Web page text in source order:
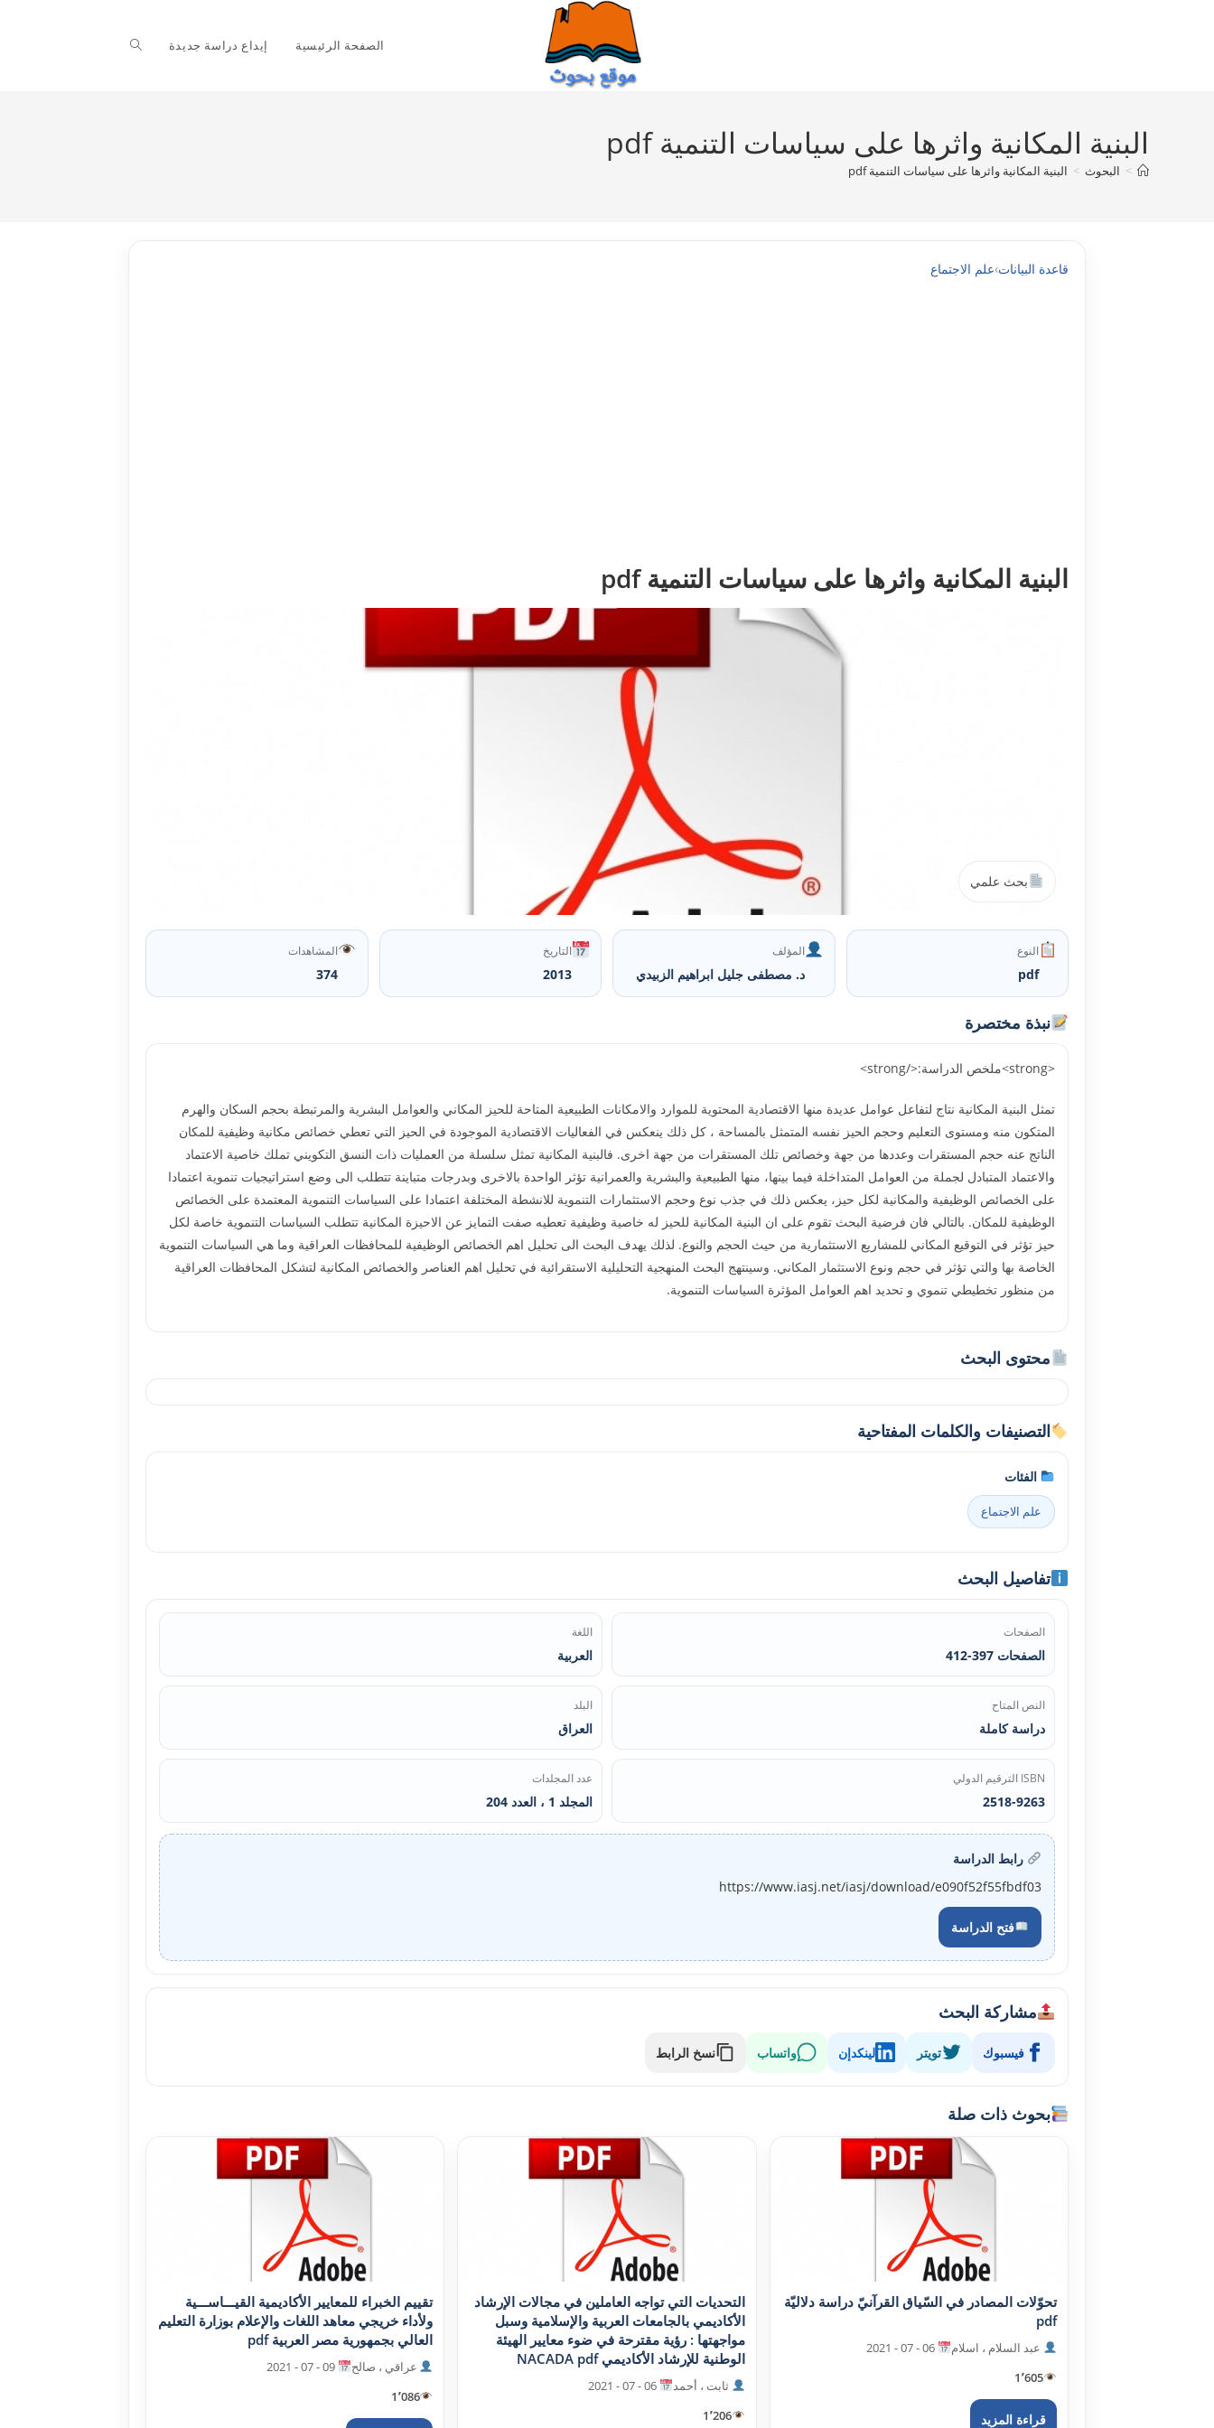
الصفحة الرئيسية إيداع دراسة جديدة Toggle
البنية المكانية واثرها على سياسات التنمية pdf
> البحوث > البنية المكانية واثرها على سياسات التنمية pdf
قاعدة البيانات›علم الاجتماع
البنية المكانية واثرها على سياسات التنمية pdf
بحث علمي
النوع
pdf
المؤلف
د. مصطفى جليل ابراهيم الزبيدي
التاريخ
2013
المشاهدات
374
نبذة مختصرة
<strong>ملخص الدراسة:</strong>
تمثل البنية المكانية نتاج لتفاعل عوامل عديدة منها الاقتصادية المحتوية للموارد والامكانات الطبيعية المتاحة للحيز المكاني والعوامل البشرية والمرتبطة بحجم السكان والهرم
المتكون منه ومستوى التعليم وحجم الحيز نفسه المتمثل بالمساحة ، كل ذلك ينعكس في الفعاليات الاقتصادية الموجودة في الحيز التي تعطي خصائص مكانية وظيفية للمكان
الناتج عنه حجم المستقرات وعددها من جهة وخصائص تلك المستقرات من جهة اخرى. فالبنية المكانية تمثل سلسلة من العمليات ذات النسق التكويني تملك خاصية الاعتماد
والاعتماد المتبادل لجملة من العوامل المتداخلة فيما بينها، منها الطبيعية والبشرية والعمرانية تؤثر الواحدة بالاخرى وبدرجات متباينة تتطلب الى وضع استراتيجيات تنموية اعتمادا
على الخصائص الوظيفية والمكانية لكل حيز، يعكس ذلك في جذب نوع وحجم الاستثمارات التنموية للانشطة المختلفة اعتمادا على السياسات التنموية المعتمدة على الخصائص
الوظيفية للمكان. بالتالي فان فرضية البحث تقوم على ان البنية المكانية للحيز له خاصية وظيفية تعطيه صفت التمايز عن الاحيزة المكانية تتطلب السياسات التنموية خاصة لكل
حيز تؤثر في التوقيع المكاني للمشاريع الاستثمارية من حيث الحجم والنوع. لذلك يهدف البحث الى تحليل اهم الخصائص الوظيفية للمحافظات العراقية وما هي السياسات التنموية
الخاصة بها والتي تؤثر في حجم ونوع الاستثمار المكاني. وسينتهج البحث المنهجية التحليلية الاستقرائية في تحليل اهم العناصر والخصائص المكانية لتشكل المحافظات العراقية
من منظور تخطيطي تنموي و تحديد اهم العوامل المؤثرة السياسات التنموية.
محتوى البحث
التصنيفات والكلمات المفتاحية
الفئات
علم الاجتماع
تفاصيل البحث
الصفحات
الصفحات 397-412
اللغة
العربية
النص المتاح
دراسة كاملة
البلد
العراق
ISBN الترقيم الدولي
2518-9263
عدد المجلدات
المجلد 1 ، العدد 204
رابط الدراسة
https://www.iasj.net/iasj/download/e090f52f55fbdf03
فتح الدراسة
مشاركة البحث
فيسبوك تويتر لينكدإن واتساب نسخ الرابط
بحوث ذات صلة
تحوّلات المصادر في السّياق القرآنيّ دراسة دلاليّة
pdf
عبد السلام ، اسلام
1٬605
قراءة المزيد
التحديات التي تواجه العاملين في مجالات الإرشاد
الأکاديمي بالجامعات العربية والإسلامية وسبل
مواجهتها : رؤية مقترحة في ضوء معايير الهيئة
الوطنية للإرشاد الأکاديمي NACADA pdf
ثابت ، أحمد
1٬206
تقييم الخبراء للمعايير الأکاديمية القيـــاســـية
ولأداء خريجي معاهد اللغات والإعلام بوزارة التعليم
العالي بجمهورية مصر العربية pdf
عراقي ، صالح
09 - 07 - 2021
1٬086